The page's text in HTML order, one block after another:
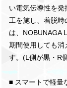
い電気伝導性を
工を施し、着脱
は、NOBUNAGA
期間使用しても消
す。(L側が黒・R
■ スマートで軽量